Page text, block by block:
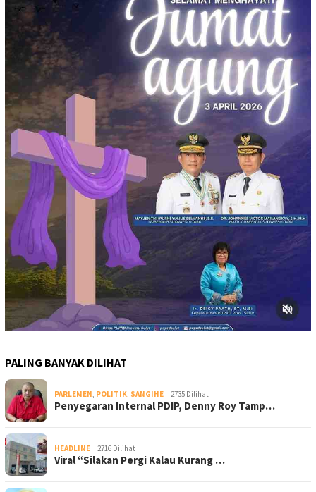
PALING BANYAK DILIHAT
PARLEMEN POLITIK SANGIHE 2735 Dilihat
Penyegaran Internal PDIP, Denny Roy Tamp…
HEADLINE 2716 Dilihat
Viral “Silakan Pergi Kalau Kurang …